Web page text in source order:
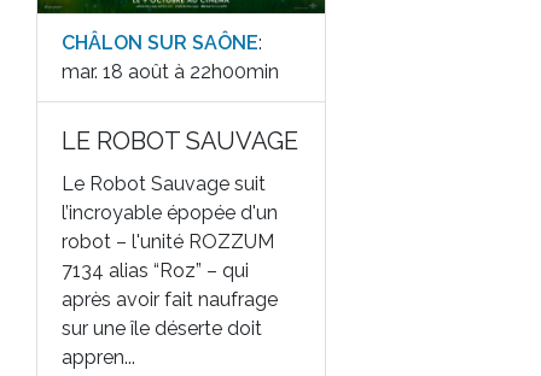
CHÂLON SUR SAÔNE:
mar. 18 août à 22h00min
LE ROBOT SAUVAGE
Le Robot Sauvage suit
l’incroyable épopée d'un
robot – l'unité ROZZUM
7134 alias “Roz” – qui
après avoir fait naufrage
sur une île déserte doit
appren...